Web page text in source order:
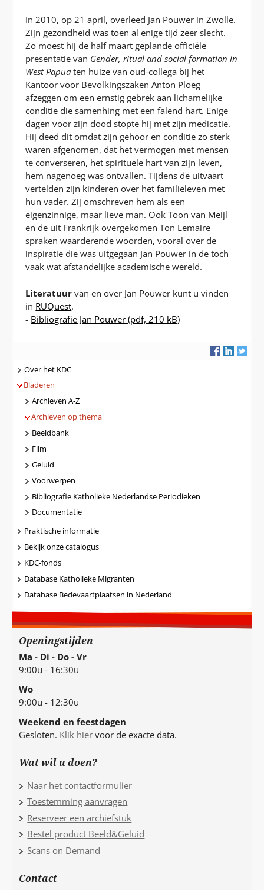
In 2010, op 21 april, overleed Jan Pouwer in Zwolle.
Zijn gezondheid was toen al enige tijd zeer slecht.
Zo moest hij de half maart geplande officiële
presentatie van Gender, ritual and social formation in
West Papua ten huize van oud-collega bij het
Kantoor voor Bevolkingszaken Anton Ploeg
afzeggen om een ernstig gebrek aan lichamelijke
conditie die samenhing met een falend hart. Enige
dagen voor zijn dood stopte hij met zijn medicatie.
Hij deed dit omdat zijn gehoor en conditie zo sterk
waren afgenomen, dat het vermogen met mensen
te converseren, het spirituele hart van zijn leven,
hem nagenoeg was ontvallen. Tijdens de uitvaart
vertelden zijn kinderen over het familieleven met
hun vader. Zij omschreven hem als een
eigenzinnige, maar lieve man. Ook Toon van Meijl
en de uit Frankrijk overgekomen Ton Lemaire
spraken waarderende woorden, vooral over de
inspiratie die was uitgegaan Jan Pouwer in de toch
vaak wat afstandelijke academische wereld.
Literatuur van en over Jan Pouwer kunt u vinden
in RUQuest.
- Bibliografie Jan Pouwer (pdf, 210 kB)
Navigatie
Over het KDC
Bladeren
Archieven A-Z
Archieven op thema
Beeldbank
Film
Geluid
Voorwerpen
Bibliografie Katholieke Nederlandse Periodieken
Documentatie
Praktische informatie
Bekijk onze catalogus
KDC-fonds
Database Katholieke Migranten
Database Bedevaartplaatsen in Nederland
Openingstijden
Ma - Di - Do - Vr
9:00u - 16:30u
Wo
9:00u - 12:30u
Weekend en feestdagen
Gesloten. Klik hier voor de exacte data.
Wat wil u doen?
Naar het contactformulier
Toestemming aanvragen
Reserveer een archiefstuk
Bestel product Beeld&Geluid
Scans on Demand
Contact